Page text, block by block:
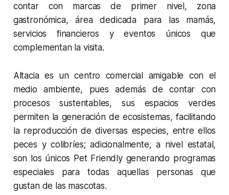
contar con marcas de primer nivel, zona
gastronómica, área dedicada para las mamás,
servicios financieros y eventos únicos que
complementan la visita.
Altacia es un centro comercial amigable con el
medio ambiente, pues además de contar con
procesos sustentables, sus espacios verdes
permiten la generación de ecosistemas, facilitando
la reproducción de diversas especies, entre ellos
peces y colibríes; adicionalmente, a nivel estatal,
son los únicos Pet Friendly generando programas
especiales para todas aquellas personas que
gustan de las mascotas.